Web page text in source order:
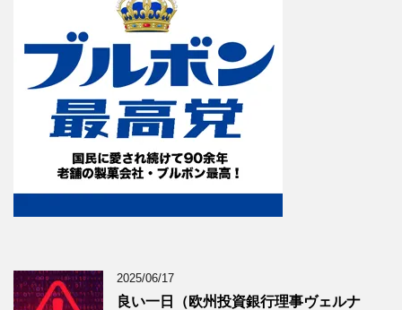
2025/06/17
良い一日（欧州投資銀行理事ヴェルナ